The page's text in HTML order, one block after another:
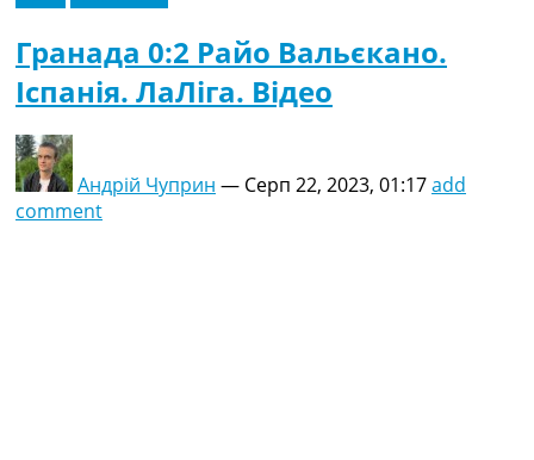
Гранада 0:2 Райо Вальєкано.
Іспанія. ЛаЛіга. Відео
Андрій Чуприн — Серп 22, 2023, 01:17add
comment